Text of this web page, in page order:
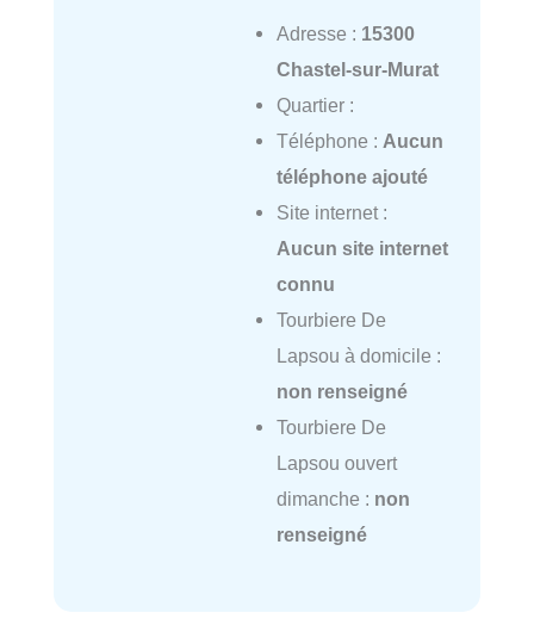
Adresse : 15300
Chastel-sur-Murat
Quartier :
Téléphone : Aucun
téléphone ajouté
Site internet :
Aucun site internet
connu
Tourbiere De
Lapsou à domicile :
non renseigné
Tourbiere De
Lapsou ouvert
dimanche : non
renseigné